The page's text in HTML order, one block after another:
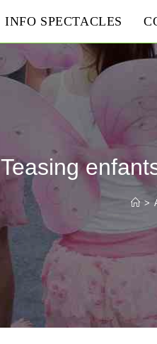
INFO SPECTACLES
Teasing
>